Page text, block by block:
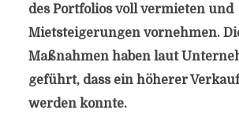
des Portfolios voll vermieten und
Mietsteigerungen vornehmen.
Maßnahmen haben laut
geführt, dass ein höherer
werden konnte.